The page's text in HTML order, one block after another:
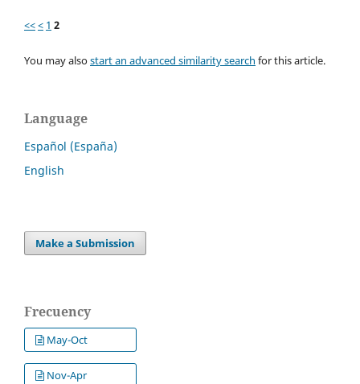
<<< 1 2
You may alsostart an advanced similarity search for this article.
Language
Español (España)
English
Make a Submission
Frecuency
May-Oct
Nov-Apr